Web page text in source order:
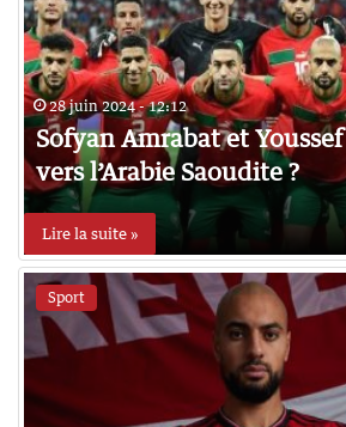
28 juin 2024 - 12:12
Sofyan Amrabat et
vers l’Arabie Saoudite ?
Lire la suite »
Sport